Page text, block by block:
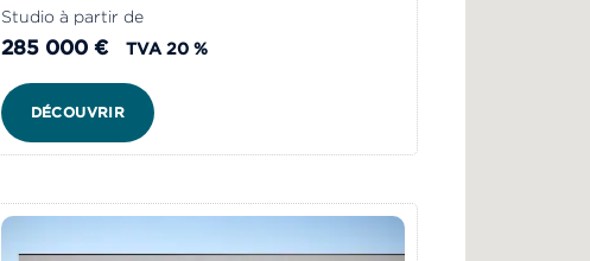
Studio à partir de
285 000 € TVA 20 %
DÉCOUVRIR